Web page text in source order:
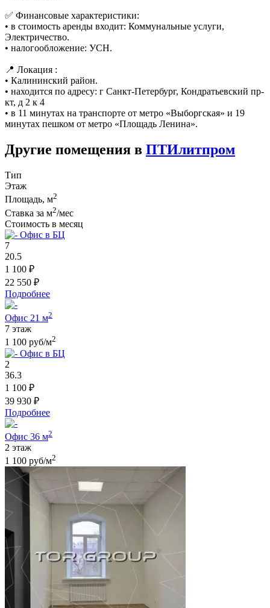
✅ Финансовые характеристики:
• в стоимость аренды входит: Коммунальные услуги,
Электричество.
• налогообложение: УСН.
📍 Локация :
• Калининский район.
• находится по адресу: г Санкт-Петербург, Кондратьевский пр-
кт, д 2 к 4
• в 11 минутах на транспорте от метро «Выборгская» и 19
минутах пешком от метро «Площадь Ленина».
Другие помещения в ПТИлитпром
Тип
Этаж
Площадь, м2
Ставка за м2/мес
Стоимость в месяц
Офис в БЦ
7
20.5
1 100 ₽
22 550 ₽
Подробнее
Офис 21 м2
7 этаж
1 100 руб/м2
Офис в БЦ
2
36.3
1 100 ₽
39 930 ₽
Подробнее
Офис 36 м2
2 этаж
1 100 руб/м2